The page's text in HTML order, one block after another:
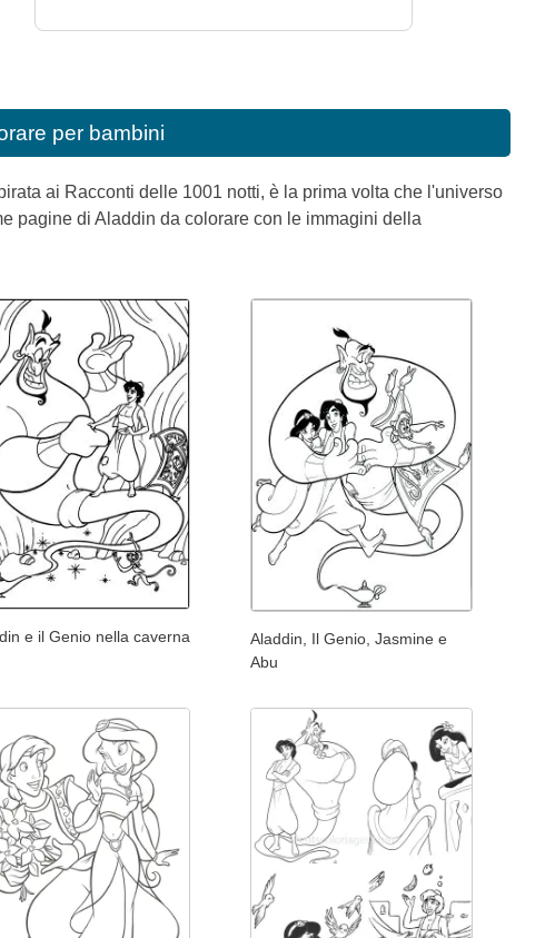
per bambini
ai Racconti delle 1001 notti, è la prima volta che l'universo
pagine di Aladdin da colorare con le immagini della
e il Genio nella caverna
Aladdin, Il Genio, Jasmine e
Abu